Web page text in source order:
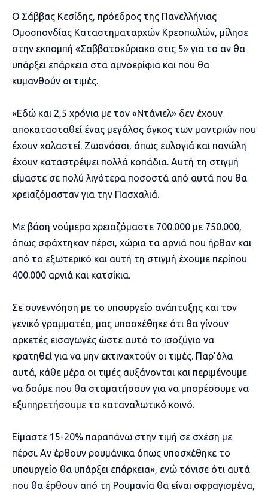
Ο Σάββας Κεσίδης, πρόεδρος της Πανελλήνιας
Ομοσπονδίας Καταστηματαρχών Κρεοπωλών, μίλησε
στην εκπομπή «Σαββατοκύριακο στις 5» για το αν θα
υπάρξει επάρκεια στα αμνοερίφια και που θα
κυμανθούν οι τιμές.
«Εδώ και 2,5 χρόνια με τον «Ντάνιελ» δεν έχουν
αποκατασταθεί ένας μεγάλος όγκος των μαντριών που
έχουν χαλαστεί. Ζωονόσοι, όπως ευλογιά και πανώλη
έχουν καταστρέψει πολλά κοπάδια. Αυτή τη στιγμή
είμαστε σε πολύ λιγότερα ποσοστά από αυτά που θα
χρειαζόμασταν για την Πασχαλιά.
Με βάση νούμερα χρειαζόμαστε 700.000 με 750.000,
όπως σφάχτηκαν πέρσι, χώρια τα αρνιά που ήρθαν και
από το εξωτερικό και αυτή τη στιγμή έχουμε περίπου
400.000 αρνιά και κατσίκια.
Σε συνεννόηση με το υπουργείο ανάπτυξης και τον
γενικό γραμματέα, μας υποσχέθηκε ότι θα γίνουν
αρκετές εισαγωγές ώστε αυτό το ισοζύγιο να
κρατηθεί για να μην εκτιναχτούν οι τιμές. Παρ’όλα
αυτά, κάθε μέρα οι τιμές αυξάνονται και περιμένουμε
να δούμε που θα σταματήσουν για να μπορέσουμε να
εξυπηρετήσουμε το καταναλωτικό κοινό.
Είμαστε 15-20% παραπάνω στην τιμή σε σχέση με
πέρσι. Αν έρθουν ρουμάνικα όπως υποσχέθηκε το
υπουργείο θα υπάρξει επάρκεια», ενώ τόνισε ότι αυτά
που θα έρθουν από τη Ρουμανία θα είναι σφραγισμένα,